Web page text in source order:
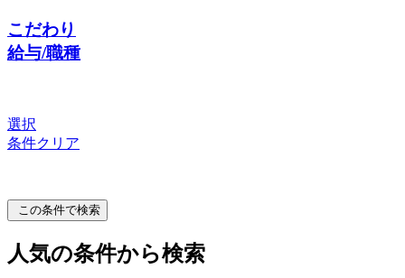
こだわり
給与/職種
選択
条件クリア
この条件で検索
人気の条件から検索